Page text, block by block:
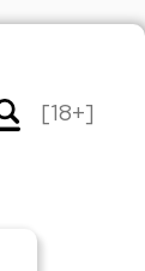
[18+]